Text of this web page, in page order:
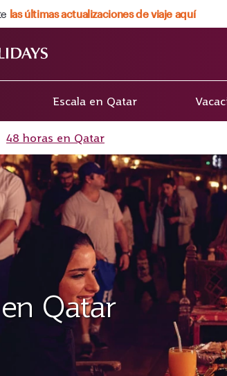
las últimas actualizaciones de viaje aquí
Escala en Qatar
48 horas en Qatar
Qatar